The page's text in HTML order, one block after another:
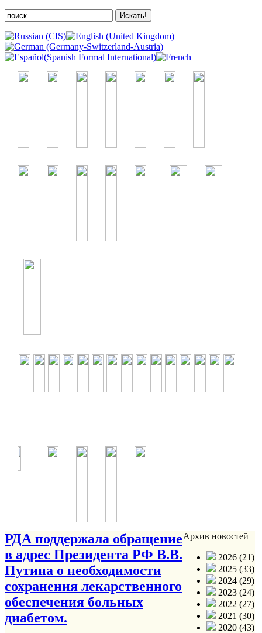
РДА поддержала обращение
в адрес Президента РФ В.В.
Путина о необходимости
сохранения лекарственного
обеспечения больных
диабетом.
Архив новостей
2026 (21)
2025 (33)
2024 (29)
2023 (24)
2022 (27)
2021 (30)
2020 (43)